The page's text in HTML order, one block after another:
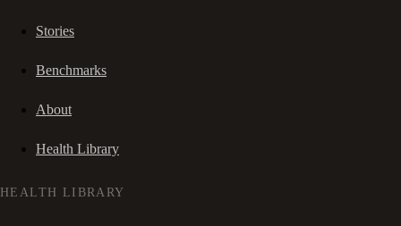
Stories
Benchmarks
About
Health Library
HEALTH LIBRARY